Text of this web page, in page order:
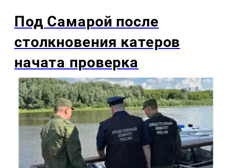
Под Самарой после
столкновения катеров
начата проверка